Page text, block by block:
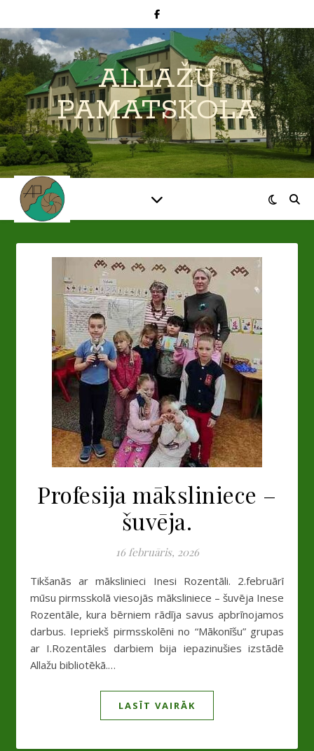
ALLAŽU
PAMATSKOLA
Profesija māksliniece –
šuvēja.
16 februāris, 2026
Tikšanās ar mākslinieci Inesi Rozentāli. 2.februārī
mūsu pirmsskolā viesojās māksliniece – šuvēja Inese
Rozentāle, kura bērniem rādīja savus apbrīnojamos
darbus. Iepriekš pirmsskolēni no “Mākonīšu” grupas
ar I.Rozentāles darbiem bija iepazinušies izstādē
Allažu bibliotēkā.…
LASĪT VAIRĀK